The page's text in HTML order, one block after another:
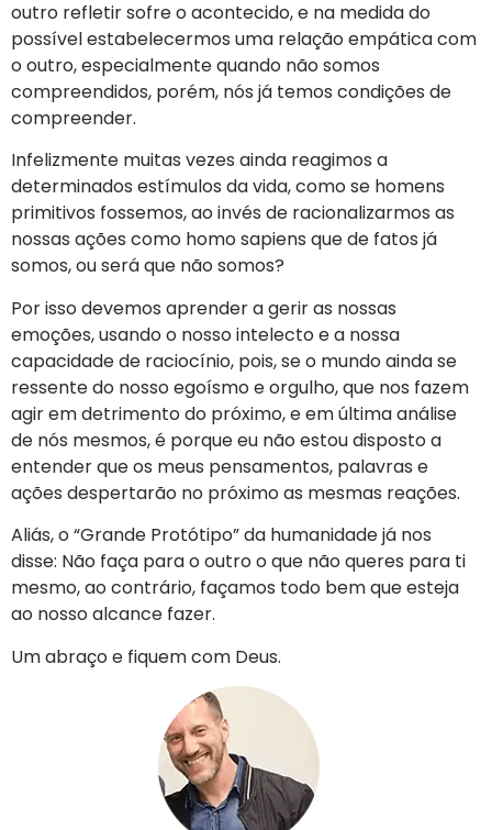
outro refletir sofre o acontecido, e na medida do
possível estabelecermos uma relação empática com
o outro, especialmente quando não somos
compreendidos, porém, nós já temos condições de
compreender.
Infelizmente muitas vezes ainda reagimos a
determinados estímulos da vida, como se homens
primitivos fossemos, ao invés de racionalizarmos as
nossas ações como homo sapiens que de fatos já
somos, ou será que não somos?
Por isso devemos aprender a gerir as nossas
emoções, usando o nosso intelecto e a nossa
capacidade de raciocínio, pois, se o mundo ainda se
ressente do nosso egoísmo e orgulho, que nos fazem
agir em detrimento do próximo, e em última análise
de nós mesmos, é porque eu não estou disposto a
entender que os meus pensamentos, palavras e
ações despertarão no próximo as mesmas reações.
Aliás, o “Grande Protótipo” da humanidade já nos
disse: Não faça para o outro o que não queres para ti
mesmo, ao contrário, façamos todo bem que esteja
ao nosso alcance fazer.
Um abraço e fiquem com Deus.